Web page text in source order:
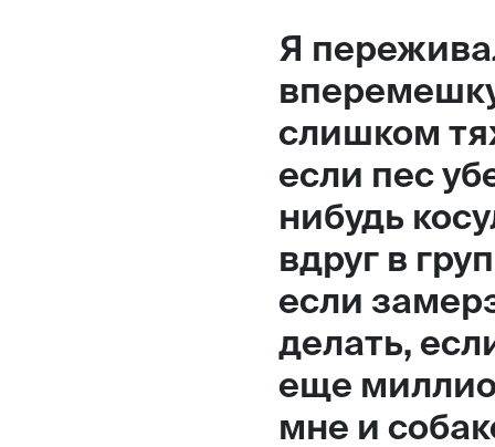
+7 925 836 16 98
info@powerofterritory.ru
Большая
вход 10, 3 этаж, КП «Дизайн
Я
слишком
если пес
нибудь
вдруг в
если
делать,
еще
мне и